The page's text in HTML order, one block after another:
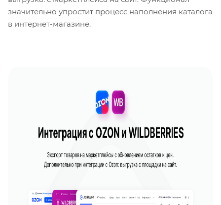
значительно упростит процесс наполнения каталога
в интернет-магазине.